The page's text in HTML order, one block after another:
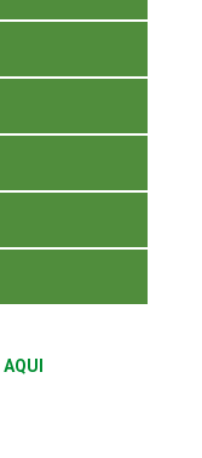
AQUI